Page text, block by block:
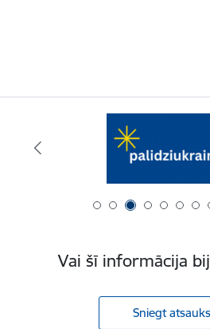
Vai šī informācija
Sniegt